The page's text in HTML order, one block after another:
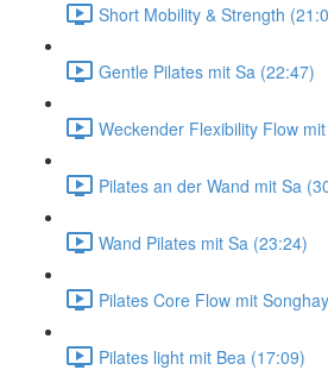
Short Mobility & Strength
Gentle Pilates mit Sa (22:47)
Weckender Flexibility Flow
Pilates an der Wand mit Sa
Wand Pilates mit Sa (23:24)
Pilates Core Flow mit
Pilates light mit Bea (17:09)